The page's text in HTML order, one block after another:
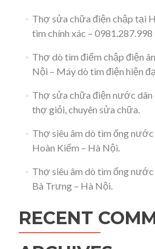
287.
998
Thợ sửa chữa điện chập tại
tìm chính xác – 0981.287.998
Thợ dò tìm điểm chập điện
Nội – Máy dò tìm điện hiện
Thợ sửa chữa điện nước dân
thợ giỏi, chuyên sửa chữa.
Thợ siêu âm dò tìm ống
Hoàn Kiếm – Hà Nội.
Thợ siêu âm dò tìm ống
Bà Trưng – Hà Nội.
RECENT